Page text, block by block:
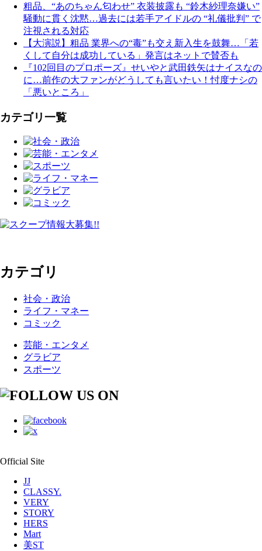
粗品、“あのちゃん匂わせ” 衣装披露も “鈴木紗理奈嫌い”
騒動に貫く沈黙…過去には若手アイドルの “礼儀批判” で
注視される対応
【大演説】粗品 業界への“毒”も交え新入生を鼓舞…「若
くして自分は成功している」発言はネットで賛否も
『102回目のプロポーズ』せいやと武田鉄矢はナイスなの
に…前作の大ファンがどうしても言いたい！忖度ナシの
「悪いところ」
カテゴリ一覧
カテゴリ
社会・政治
ライフ・マネー
コミック
芸能・エンタメ
グラビア
スポーツ
Official Site
JJ
CLASSY.
VERY
STORY
HERS
Mart
美ST